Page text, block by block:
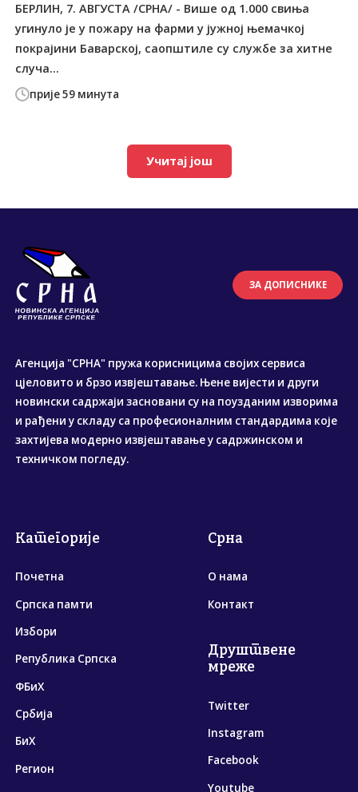
прије 59 минута
БЕРЛИН, 7. АВГУСТА /СРНА/ - Више од 1.000 свиња
угинуло је у пожару на фарми у јужној њемачкој
покрајини Баварској, саопштиле су службе за хитне
случа...
Учитај још
ЗА ДОПИСНИКЕ
Агенција "СРНА" пружа корисницима својих сервиса
цјеловито и брзо извјештавање. Њене вијести и други
новински садржаји засновани су на поузданим изворима
и рађени у складу са професионалним стандардима које
захтијева модерно извјештавање у садржинском и
техничком погледу.
Категорије
Почетна
Српска памти
Избори
Република Српска
ФБиХ
Србија
БиХ
Регион
Срна
О нама
Контакт
Друштвене
мреже
Twitter
Instagram
Facebook
Youtube